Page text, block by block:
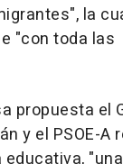
la
"con toda las
propuesta el
y el PSOE-A